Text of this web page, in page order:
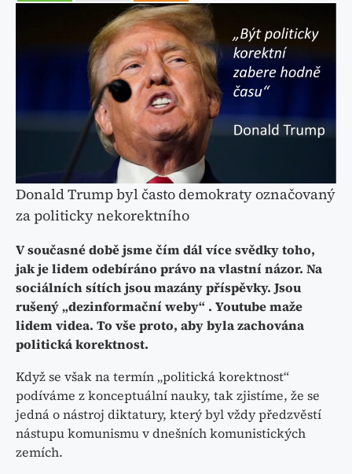
Donald Trump byl často demokraty označovaný
za politicky nekorektního
V současné době jsme čím dál více svědky toho,
jak je lidem odebíráno právo na vlastní názor. Na
sociálních sítích jsou mazány příspěvky. Jsou
rušený „dezinformační weby“ . Youtube maže
lidem videa. To vše proto, aby byla zachována
politická korektnost.
Když se však na termín „politická korektnost“
podíváme z konceptuální nauky, tak zjistíme, že se
jedná o nástroj diktatury, který byl vždy předzvěstí
nástupu komunismu v dnešních komunistických
zemích.